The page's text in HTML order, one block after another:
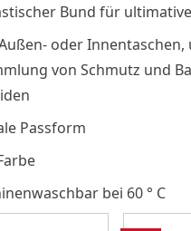
Bund für
oder Innentaschen,
von Schmutz und
Passform
bei 60 ° C